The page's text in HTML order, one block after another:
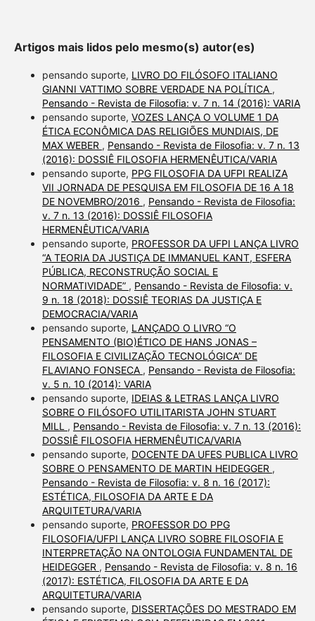
Artigos mais lidos pelo mesmo(s) autor(es)
pensando suporte, LIVRO DO FILÓSOFO ITALIANO
GIANNI VATTIMO SOBRE VERDADE NA POLÍTICA ,
Pensando - Revista de Filosofia: v. 7 n. 14 (2016): VARIA
pensando suporte, VOZES LANÇA O VOLUME 1 DA
ÉTICA ECONÔMICA DAS RELIGIÕES MUNDIAIS, DE
MAX WEBER , Pensando - Revista de Filosofia: v. 7 n. 13
(2016): DOSSIÊ FILOSOFIA HERMENÊUTICA/VARIA
pensando suporte, PPG FILOSOFIA DA UFPI REALIZA
VII JORNADA DE PESQUISA EM FILOSOFIA DE 16 A 18
DE NOVEMBRO/2016 , Pensando - Revista de Filosofia:
v. 7 n. 13 (2016): DOSSIÊ FILOSOFIA
HERMENÊUTICA/VARIA
pensando suporte, PROFESSOR DA UFPI LANÇA LIVRO
“A TEORIA DA JUSTIÇA DE IMMANUEL KANT, ESFERA
PÚBLICA, RECONSTRUÇÃO SOCIAL E
NORMATIVIDADE” , Pensando - Revista de Filosofia: v.
9 n. 18 (2018): DOSSIÊ TEORIAS DA JUSTIÇA E
DEMOCRACIA/VARIA
pensando suporte, LANÇADO O LIVRO “O
PENSAMENTO (BIO)ÉTICO DE HANS JONAS –
FILOSOFIA E CIVILIZAÇÃO TECNOLÓGICA” DE
FLAVIANO FONSECA , Pensando - Revista de Filosofia:
v. 5 n. 10 (2014): VARIA
pensando suporte, IDEIAS & LETRAS LANÇA LIVRO
SOBRE O FILÓSOFO UTILITARISTA JOHN STUART
MILL , Pensando - Revista de Filosofia: v. 7 n. 13 (2016):
DOSSIÊ FILOSOFIA HERMENÊUTICA/VARIA
pensando suporte, DOCENTE DA UFES PUBLICA LIVRO
SOBRE O PENSAMENTO DE MARTIN HEIDEGGER ,
Pensando - Revista de Filosofia: v. 8 n. 16 (2017):
ESTÉTICA, FILOSOFIA DA ARTE E DA
ARQUITETURA/VARIA
pensando suporte, PROFESSOR DO PPG
FILOSOFIA/UFPI LANÇA LIVRO SOBRE FILOSOFIA E
INTERPRETAÇÃO NA ONTOLOGIA FUNDAMENTAL DE
HEIDEGGER , Pensando - Revista de Filosofia: v. 8 n. 16
(2017): ESTÉTICA, FILOSOFIA DA ARTE E DA
ARQUITETURA/VARIA
pensando suporte, DISSERTAÇÕES DO MESTRADO EM